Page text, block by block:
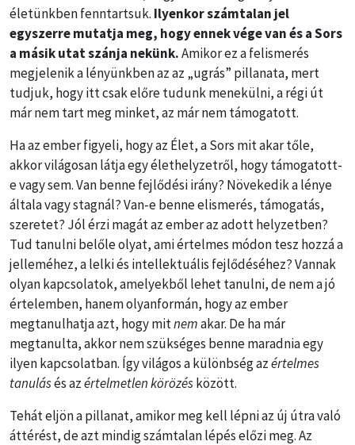
életünkben fenntartsuk. Ilyenkor számtalan jel
egyszerre mutatja meg, hogy ennek vége van és a Sors
a másik utat szánja nekünk.Amikor ez a felismerés
megjelenik a lényünkben az az „ugrás” pillanata, mert
tudjuk, hogy itt csak előre tudunk menekülni, a régi út
már nem tart meg minket, az már nem támogatott.
Ha az ember figyeli, hogy az Élet, a Sors mit akar tőle,
akkor világosan látja egy élethelyzetről, hogy támogatott-
e vagy sem. Van benne fejlődési irány? Növekedik a lénye
általa vagy stagnál? Van-e benne elismerés, támogatás,
szeretet? Jól érzi magát az ember az adott helyzetben?
Tud tanulni belőle olyat, ami értelmes módon tesz hozzá a
jelleméhez, a lelki és intellektuális fejlődéséhez? Vannak
olyan kapcsolatok, amelyekből lehet tanulni, de nem a jó
értelemben, hanem olyanformán, hogy az ember
megtanulhatja azt, hogy mitnemakar. De ha már
megtanulta, akkor nem szükséges benne maradnia egy
ilyen kapcsolatban. Így világos a különbség azértelmes
tanulásés azértelmetlen körözésközött.
Tehát eljön a pillanat, amikor meg kell lépni az új útra való
áttérést, de azt mindig számtalan lépés előzi meg. Az